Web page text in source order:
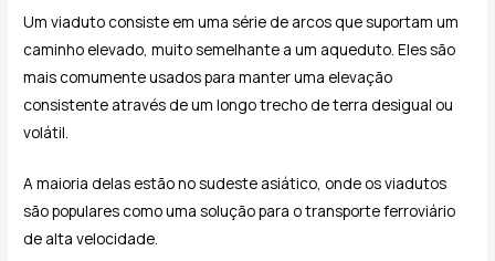
Um viaduto consiste em uma série de arcos que suportam um
caminho elevado, muito semelhante a um aqueduto. Eles são
mais comumente usados para manter uma elevação
consistente através de um longo trecho de terra desigual ou
volátil.
A maioria delas estão no sudeste asiático, onde os viadutos
são populares como uma solução para o transporte ferroviário
de alta velocidade.